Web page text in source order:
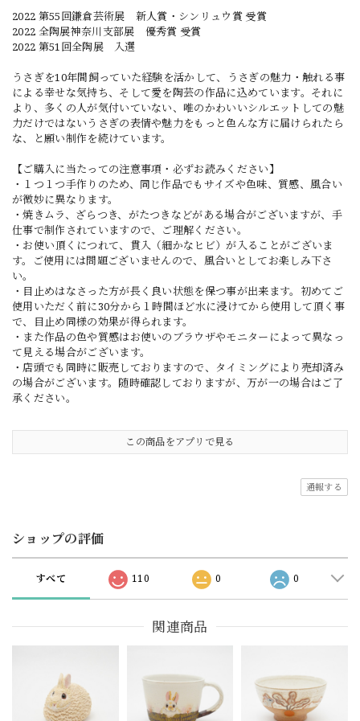
2022 第55回鎌倉芸術展 新人賞・シンリュウ賞 受賞
2022 全陶展神奈川支部展 優秀賞 受賞
2022 第51回全陶展 入選
うさぎを10年間飼っていた経験を活かして、うさぎの魅力・触れる事
による幸せな気持ち、そして愛を陶芸の作品に込めています。それに
より、多くの人が気付いていない、唯のかわいいシルエットしての魅
力だけではないうさぎの表情や魅力をもっと色んな方に届けられたら
な、と願い制作を続けています。
【ご購入に当たっての注意事項・必ずお読みください】
・１つ１つ手作りのため、同じ作品でもサイズや色味、質感、風合い
が微妙に異なります。
・焼きムラ、ざらつき、がたつきなどがある場合がございますが、手
仕事で制作されていますので、ご理解ください。
・お使い頂くにつれて、貫入（細かなヒビ）が入ることがございま
す。ご使用には問題ございませんので、風合いとしてお楽しみ下さ
い。
・目止めはなさった方が長く良い状態を保つ事が出来ます。初めてご
使用いただく前に30分から１時間ほど水に浸けてから使用して頂く事
で、目止め同様の効果が得られます。
・また作品の色や質感はお使いのブラウザやモニターによって異なっ
て見える場合がございます。
・店頭でも同時に販売しておりますので、タイミングにより売却済み
の場合がございます。随時確認しておりますが、万が一の場合はご了
承ください。
この商品をアプリで見る
通報する
ショップの評価
すべて 110 0 0
関連商品